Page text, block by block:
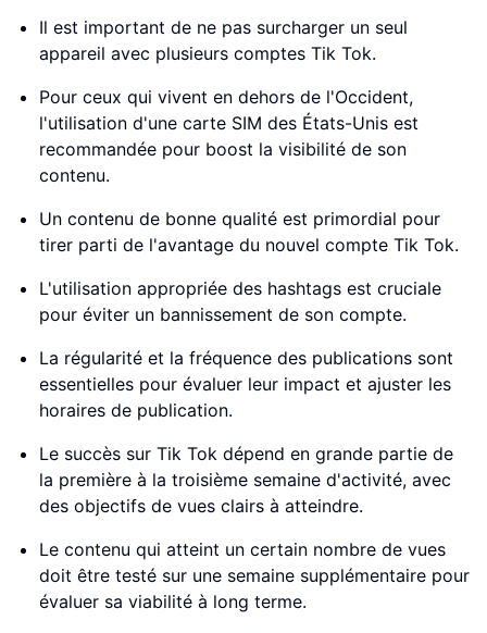
Il est important de ne pas surcharger un seul
appareil avec plusieurs comptes Tik Tok.
Pour ceux qui vivent en dehors de l'Occident,
l'utilisation d'une carte SIM des États-Unis est
recommandée pour boost la visibilité de son
contenu.
Un contenu de bonne qualité est primordial pour
tirer parti de l'avantage du nouvel compte Tik Tok.
L'utilisation appropriée des hashtags est cruciale
pour éviter un bannissement de son compte.
La régularité et la fréquence des publications sont
essentielles pour évaluer leur impact et ajuster les
horaires de publication.
Le succès sur Tik Tok dépend en grande partie de
la première à la troisième semaine d'activité, avec
des objectifs de vues clairs à atteindre.
Le contenu qui atteint un certain nombre de vues
doit être testé sur une semaine supplémentaire pour
évaluer sa viabilité à long terme.